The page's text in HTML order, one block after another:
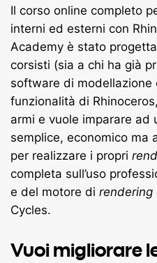
Il corso online completo
interni ed esterni con
Academy è stato
corsisti (sia a chi ha già
software di modellazione
funzionalità di
armi e vuole imparare ad
semplice, economico ma
per realizzare i propri
completa sull’uso
e del motore di rendering
Cycles.
Vuoi migliorare